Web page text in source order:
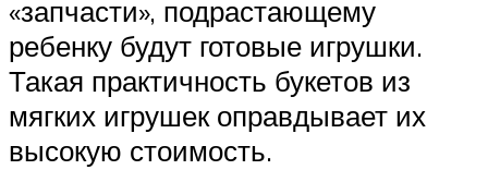
«запчасти», подрастающему
ребенку будут готовые игрушки.
Такая практичность букетов из
мягких игрушек оправдывает их
высокую стоимость.